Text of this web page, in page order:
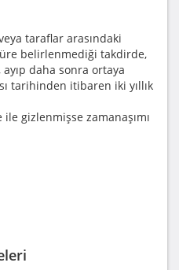
taraflar arasındaki
belirlenmediği takdirde,
daha sonra ortaya
tarihinden itibaren iki yıllık
ile gizlenmişse zamanaşımı